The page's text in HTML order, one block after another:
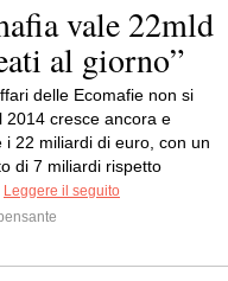
vale 22mld
al giorno”
delle Ecomafie non si
2014 cresce ancora e
i 22 miliardi di euro, con un
di 7 miliardi rispetto
Leggere il seguito